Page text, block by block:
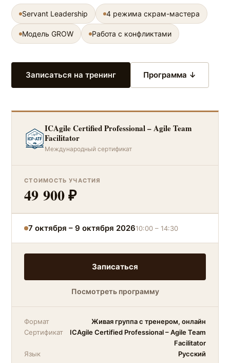
Servant Leadership 4 режима скрам-мастера
Модель GROW Работа с конфликтами
Записаться на тренинг Программа ↓
ICAgile Certified Professional – Agile Team
Facilitator
Международный сертификат
СТОИМОСТЬ УЧАСТИЯ
49 900 ₽
7 октября – 9 октября 202610:00 – 14:30
Записаться
Посмотреть программу
Формат
Живая группа с тренером, онлайн
Сертификат
ICAgile Certified Professional – Agile Team
Facilitator
Язык
Русский